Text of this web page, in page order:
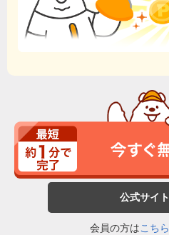
公式サイ
会員の方はこち